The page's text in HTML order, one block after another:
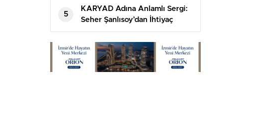
5
KARYAD Adına Anlamlı Sergi:
Seher Şanlısoy’dan İhtiyaç
Sahibi Çocuklara Umut